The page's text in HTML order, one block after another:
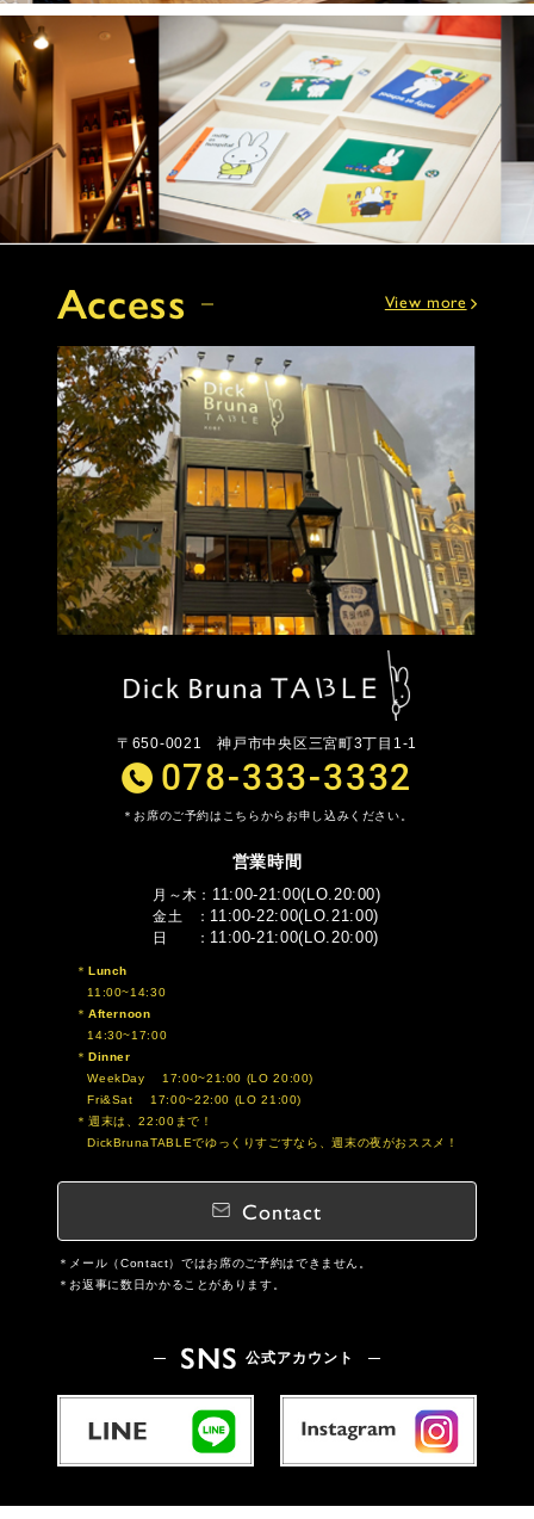
Access View more
〒650-0021神戸市中央区三宮町3丁目1-1
078-333-3332
お席のご予約はこちらからお申し込みください。
営業時間
月～木 11:00-21:00(LO.20:00)
金土 11:00-22:00(LO.21:00)
日 11:00-21:00(LO.20:00)
Lunch
11:00~14:30
Afternoon
14:30~17:00
Dinner
WeekDay 17:00~21:00 (LO 20:00)
Fri&Sat 17:00~22:00 (LO 21:00)
週末は、22:00まで！
DickBrunaTABLEでゆっくりすごすなら、週末の夜がおススメ！
Contact
メール（Contact）ではお席のご予約はできません。
お返事に数日かかることがあります。
SNS 公式アカウント